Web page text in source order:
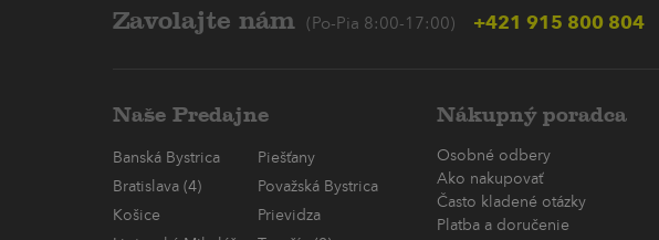
Zavolajte nám (Po-Pia 8:00-17:00) +421 915 800 804
Naše Predajne
Banská Bystrica
Piešťany
Bratislava (4)
Považská Bystrica
Košice
Prievidza
Nákupný poradca
Osobné odbery
Ako nakupovať
Často kladené otázky
Platba a doručenie